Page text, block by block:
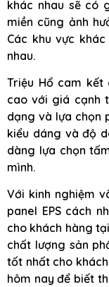
khác nhau sẽ có
miền cũng ảnh
Các khu vực
nhau.
Triệu Hổ cam kết
cao với giá cạnh
dạng và lựa chọn
kiểu dáng và độ
dàng lựa chọn
mình.
Với kinh nghiệm
panel EPS cách
cho khách hàng
chất lượng sản
tốt nhất cho
hôm nay để biết